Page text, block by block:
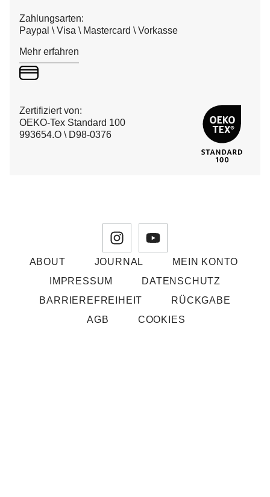
Zahlungsarten:
Paypal \ Visa \ Mastercard \ Vorkasse
Mehr erfahren
Zertifiziert von:
OEKO-Tex Standard 100
993654.O \ D98-0376
ABOUT JOURNAL
MEIN KONTO
IMPRESSUM
DATENSCHUTZ
BARRIERE­FREIHEIT
RÜCKGABE
AGB
COOKIES